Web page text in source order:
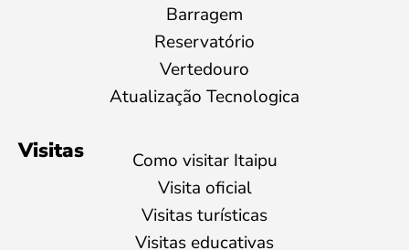
Barragem
Reservatório
Vertedouro
Atualização Tecnologica
Visitas
Como visitar Itaipu
Visita oficial
Visitas turísticas
Visitas educativas